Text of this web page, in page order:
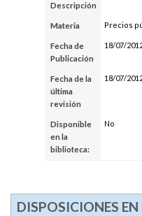
Descripción
Materia Precios
Fecha de
Publicación
18/07/
Fecha de la
última
revisión
18/07/
Disponible
en la
biblioteca:
No
DISPOSICIONES